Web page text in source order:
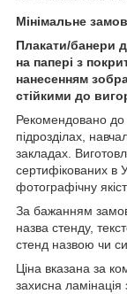
Мінімальне
Плакати/банери
на папері з
нанесенням
стійкими до
Рекомендовано до
підрозділах,
закладах.
сертифікованих в
фотографічну
За бажанням
назва стенду,
стенд назвою чи
Ціна вказана за
захисна